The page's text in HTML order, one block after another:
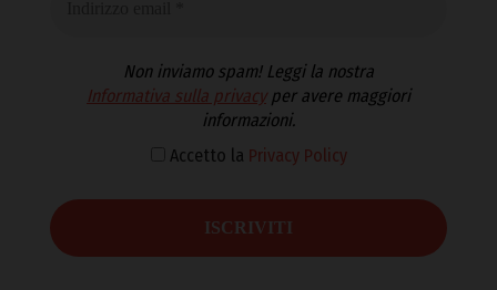
Non inviamo spam! Leggi la nostra
Informativa sulla privacyper avere maggiori
informazioni.
Accetto la Privacy Policy